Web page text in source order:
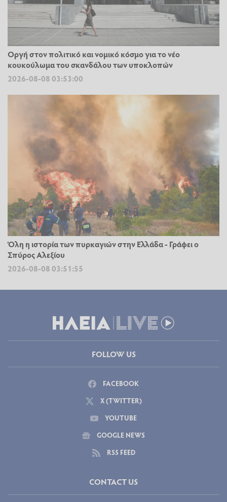
Οργή στον πολιτικό και νομικό κόσμο για το νέο
κουκούλωμα του σκανδάλου των υποκλοπών
2026-08-08 03:53:00
Όλη η ιστορία των πυρκαγιών στην Ελλάδα - Γράφει ο
Σπύρος Αλεξίου
2026-08-08 03:51:55
FOLLOW US
FACEBOOK
X (TWITTER)
YOUTUBE
GOOGLE NEWS
RSS FEED
CONTACT US